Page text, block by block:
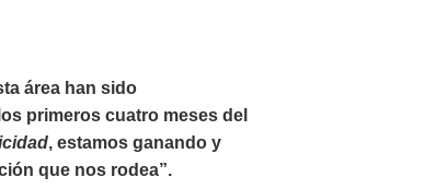
área han sido
primeros cuatro meses del
, estamos ganando y
que nos rodea”.